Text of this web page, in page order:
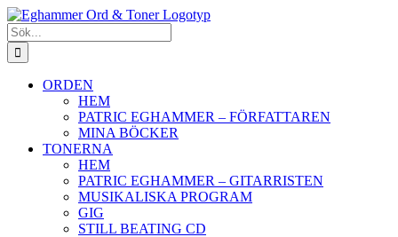
Fortsätt
till
innehållet
Sök
efter:
ORDEN
HEM
PATRIC EGHAMMER – FÖRFATTAREN
MINA BÖCKER
TONERNA
HEM
PATRIC EGHAMMER – GITARRISTEN
MUSIKALISKA PROGRAM
GIG
STILL BEATING CD